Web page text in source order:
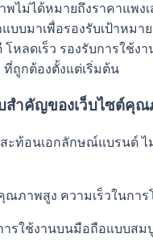
พไม่ได้หมายถึงราคาแพง
บบมาเพื่อรองรับเป้าหมา
โหลดเร็ว รองรับการใช้ง
ที่ถูกต้องตั้งแต่เริ่มต้น
สำคัญของเว็บไซต์คุณ
ะท้อนเอกลักษณ์แบรนด์ ไ
ณภาพสูง ความเร็วในการ
ารใช้งานบนมือถือแบบส